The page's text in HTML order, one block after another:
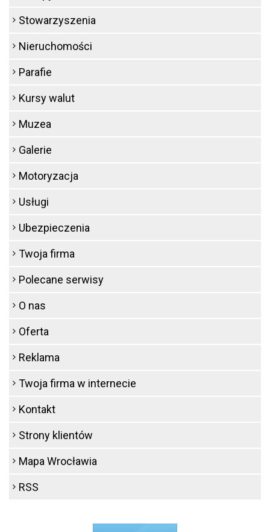
Stowarzyszenia
Nieruchomości
Parafie
Kursy walut
Muzea
Galerie
Motoryzacja
Usługi
Ubezpieczenia
Twoja firma
Polecane serwisy
O nas
Oferta
Reklama
Twoja firma w internecie
Kontakt
Strony klientów
Mapa Wrocławia
RSS